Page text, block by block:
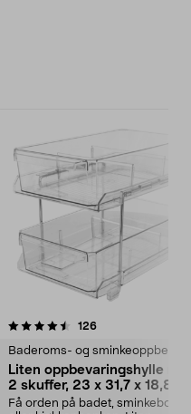
126anmeldelser
Liten oppbevaringshylle med
2 skuffer, 23 x 31,7 x 18,8 cm
Få orden på badet, sminkebordet
4.5 av 5 stjerner